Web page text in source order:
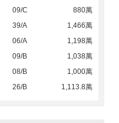
09/C
880萬
39/A
1,466萬
06/A
1,198萬
09/B
1,038萬
08/B
1,000萬
26/B 1,113.8萬